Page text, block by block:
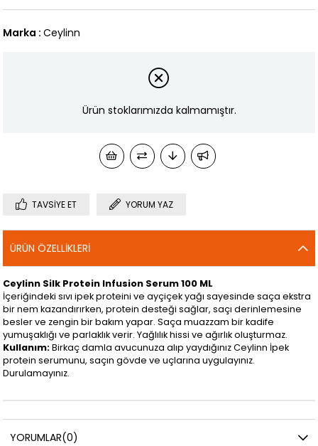
Marka : Ceylinn
Ürün stoklarımızda kalmamıştır.
TAVSIYE ET YORUM YAZ
ÜRÜN ÖZELLIKLERI
Ceylinn Silk Protein Infusion Serum 100 ML
İçeriğindeki sıvı ipek proteini ve ayçiçek yağı sayesinde saça ekstra
bir nem kazandırırken, protein desteği sağlar, saçı derinlemesine
besler ve zengin bir bakım yapar. Saça muazzam bir kadife
yumuşaklığı ve parlaklık verir. Yağlılık hissi ve ağırlık oluşturmaz.
Kullanım:Birkaç damla avucunuza alıp yaydığınız Ceylinn İpek
protein serumunu, saçın gövde ve uçlarına uygulayınız.
Durulamayınız.
YORUMLAR(0)